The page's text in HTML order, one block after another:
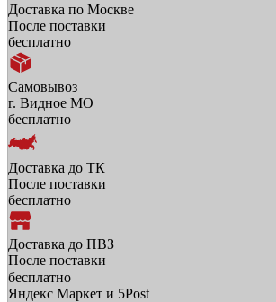
Доставка по Москве
После поставки
бесплатно
Самовывоз
г. Видное МО
бесплатно
Доставка до ТК
После поставки
бесплатно
Доставка до ПВЗ
После поставки
бесплатно
Яндекс Маркет и 5Post